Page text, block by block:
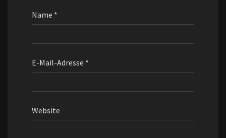
Name *
E-Mail-Adresse *
Website